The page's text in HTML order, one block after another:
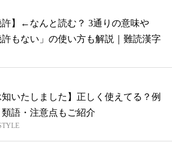
許】←なんと読む？ 3通りの意味や
許もない」の使い方も解説｜難読漢字
知いたしました】正しく使えてる？例
語・注意点もご紹介